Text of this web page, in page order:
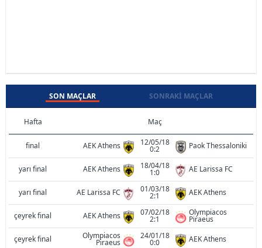
SON MAÇLAR SONRAKI MAÇLAR
Hafta Maç
final AEK Athens 12/05/18
0:2 Paok Thessaloniki
yarı final AEK Athens 18/04/18
1:0 AE Larissa FC
yarı final AE Larissa FC 01/03/18
2:1 AEK Athens
çeyrek final AEK Athens 07/02/18
2:1
Olympiacos
Piraeus
çeyrek final
Olympiacos
Piraeus
24/01/18
0:0 AEK Athens